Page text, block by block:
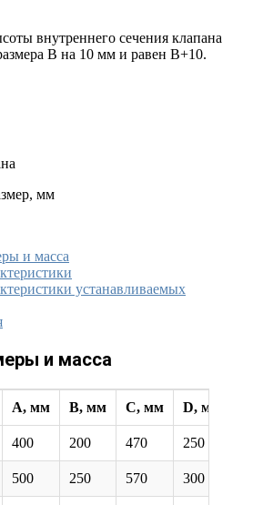
внутреннего сечения клапана
В на 10 мм и равен B+10.
мм
и масса
устанавливаемых
и масса
А, мм B, мм C, мм D, мм
400 200 470 250
500 250 570 300